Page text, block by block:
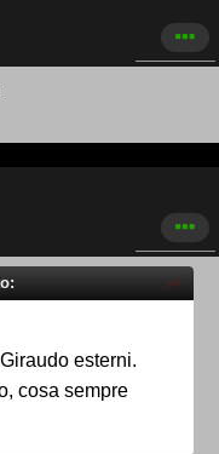
esterni.
cosa sempre